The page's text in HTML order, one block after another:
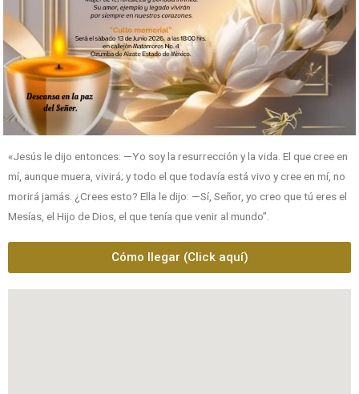
«Jesús le dijo entonces: —Yo soy la resurrección y la vida. El que cree en
mí, aunque muera, vivirá; y todo el que todavía está vivo y cree en mí, no
morirá jamás. ¿Crees esto? Ella le dijo: —Sí, Señor, yo creo que tú eres el
Mesías, el Hijo de Dios, el que tenía que venir al mundo”.
Cómo llegar (Click aquí)